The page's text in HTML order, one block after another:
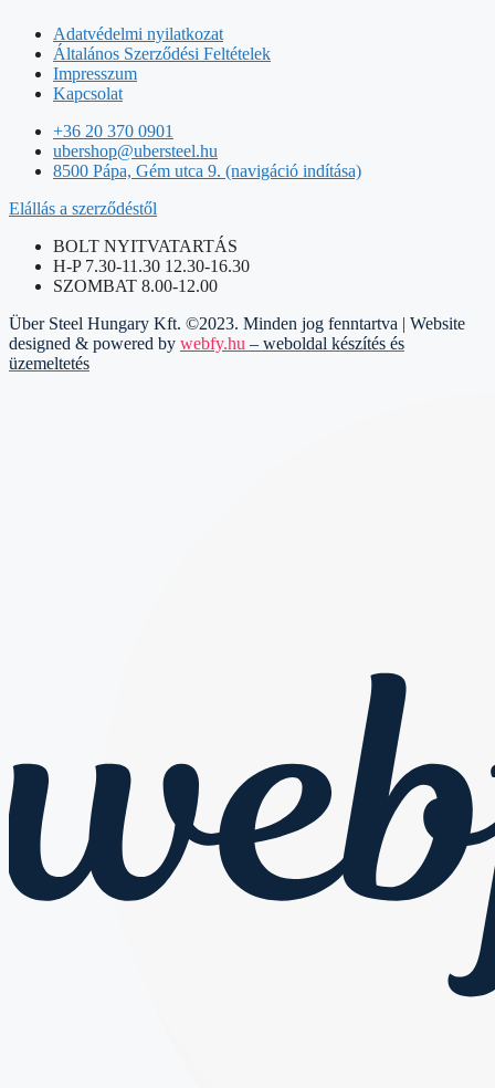
Adatvédelmi nyilatkozat
Általános Szerződési Feltételek
Impresszum
Kapcsolat
+36 20 370 0901
ubershop@ubersteel.hu
8500 Pápa, Gém utca 9. (navigáció indítása)
Elállás a szerződéstől
BOLT NYITVATARTÁS
H-P 7.30-11.30 12.30-16.30
SZOMBAT 8.00-12.00
Über Steel Hungary Kft. ©2023. Minden jog fenntartva | Website
designed & powered by webfy.hu – weboldal készítés és
üzemeltetés